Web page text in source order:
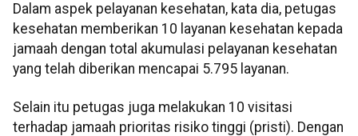
Dalam aspek pelayanan kesehatan, kata dia, petugas
kesehatan memberikan 10 layanan kesehatan kepada
jamaah dengan total akumulasi pelayanan kesehatan
yang telah diberikan mencapai 5.795 layanan.
Selain itu petugas juga melakukan 10 visitasi
terhadap jamaah prioritas risiko tinggi (pristi). Dengan